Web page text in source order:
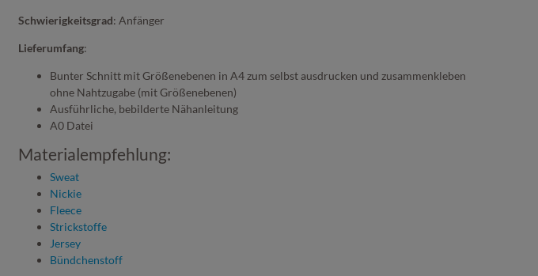
Schwierigkeitsgrad: Anfänger
Lieferumfang:
Bunter Schnitt mit Größenebenen in A4 zum selbst ausdrucken und zusammenkleben
ohne Nahtzugabe (mit Größenebenen)
Ausführliche, bebilderte Nähanleitung
A0 Datei
Materialempfehlung:
Sweat
Nickie
Fleece
Strickstoffe
Jersey
Bündchenstoff